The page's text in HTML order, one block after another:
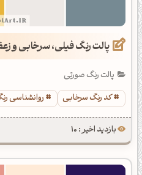
پالت رنگ فیلی، سرخابی و
پالت رنگ صورتی
کد رنگ سرخابی
روانشناسی
بازدید اخیر : 10